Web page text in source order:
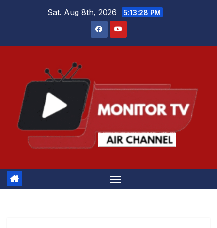
Sat. Aug 8th, 2026 5:13:29 PM